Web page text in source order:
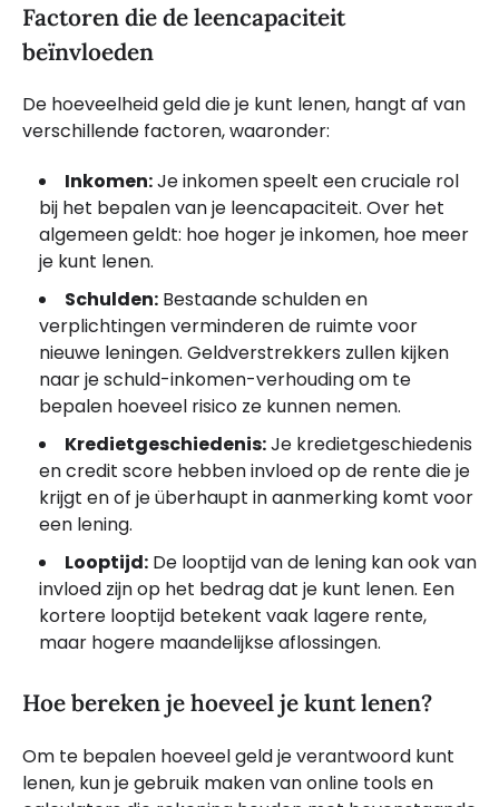
Factoren die de leencapaciteit
beïnvloeden
De hoeveelheid geld die je kunt lenen, hangt af van
verschillende factoren, waaronder:
Inkomen:Je inkomen speelt een cruciale rol
bij het bepalen van je leencapaciteit. Over het
algemeen geldt: hoe hoger je inkomen, hoe meer
je kunt lenen.
Schulden: Bestaande schulden en
verplichtingen verminderen de ruimte voor
nieuwe leningen. Geldverstrekkers zullen kijken
naar je schuld-inkomen-verhouding om te
bepalen hoeveel risico ze kunnen nemen.
Kredietgeschiedenis:Je kredietgeschiedenis
en credit score hebben invloed op de rente die je
krijgt en of je überhaupt in aanmerking komt voor
een lening.
Looptijd: De looptijd van de lening kan ook van
invloed zijn op het bedrag dat je kunt lenen. Een
kortere looptijd betekent vaak lagere rente,
maar hogere maandelijkse aflossingen.
Hoe bereken je hoeveel je kunt lenen?
Om te bepalen hoeveel geld je verantwoord kunt
lenen, kun je gebruik maken van online tools en